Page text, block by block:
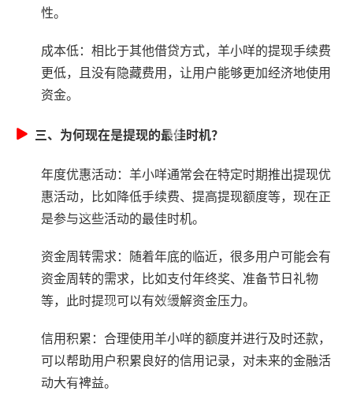
性。
成本低：相比于其他借贷方式，羊小咩的提现手续费
更低，且没有隐藏费用，让用户能够更加经济地使用
资金。
三、为何现在是提现的最佳时机？
年度优惠活动：羊小咩通常会在特定时期推出提现优
惠活动，比如降低手续费、提高提现额度等，现在正
是参与这些活动的最佳时机。
资金周转需求：随着年底的临近，很多用户可能会有
资金周转的需求，比如支付年终奖、准备节日礼物
等，此时提现可以有效缓解资金压力。
信用积累：合理使用羊小咩的额度并进行及时还款，
可以帮助用户积累良好的信用记录，对未来的金融活
动大有裨益。